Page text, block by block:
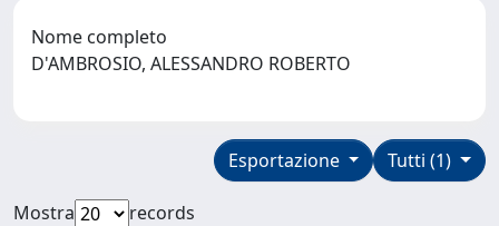
Nome completo
D'AMBROSIO, ALESSANDRO ROBERTO
Tutti (1)
Esportazione
Mostra
records